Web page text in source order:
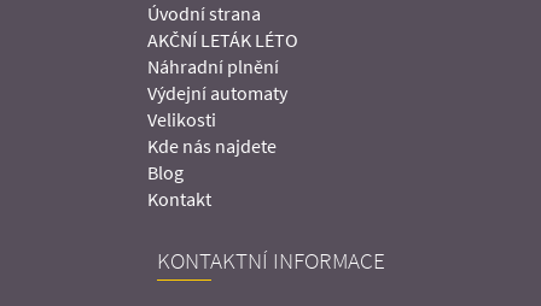
Úvodní strana
AKČNÍ LETÁK LÉTO
Náhradní plnění
Výdejní automaty
Velikosti
Kde nás najdete
Blog
Kontakt
KONTAKTNÍ INFORMACE